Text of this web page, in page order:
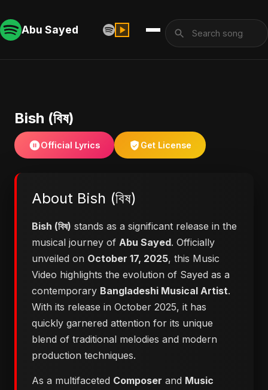
Abu Sayed
Bish (বিষ)
Official Lyrics Get License
About Bish (বিষ)
Bish (বিষ) stands as a significant release in the
musical journey of Abu Sayed. Officially
unveiled on October 17, 2025, this Music
Video highlights the evolution of Sayed as a
contemporary Bangladeshi Musical Artist.
With its release in October 2025, it has
quickly garnered attention for its unique
blend of traditional melodies and modern
production techniques.
As a multifaceted Composer and Music